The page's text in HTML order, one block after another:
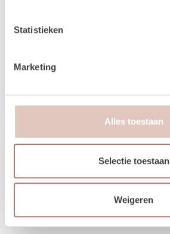
Statistieken
Marketing
Alles toestaan
Selectie toestaan
Weigeren
Alles wordt mooier met deze verse ruscus!